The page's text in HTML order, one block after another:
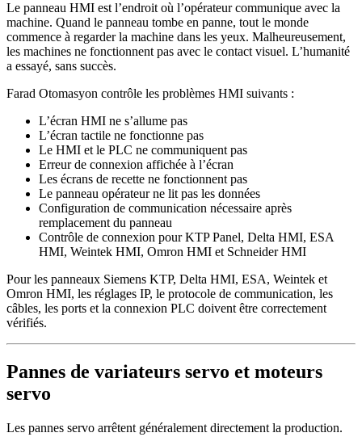
Le panneau HMI est l’endroit où l’opérateur communique avec la
machine. Quand le panneau tombe en panne, tout le monde
commence à regarder la machine dans les yeux. Malheureusement,
les machines ne fonctionnent pas avec le contact visuel. L’humanité
a essayé, sans succès.
Farad Otomasyon contrôle les problèmes HMI suivants :
L’écran HMI ne s’allume pas
L’écran tactile ne fonctionne pas
Le HMI et le PLC ne communiquent pas
Erreur de connexion affichée à l’écran
Les écrans de recette ne fonctionnent pas
Le panneau opérateur ne lit pas les données
Configuration de communication nécessaire après
remplacement du panneau
Contrôle de connexion pour KTP Panel, Delta HMI, ESA
HMI, Weintek HMI, Omron HMI et Schneider HMI
Pour les panneaux Siemens KTP, Delta HMI, ESA, Weintek et
Omron HMI, les réglages IP, le protocole de communication, les
câbles, les ports et la connexion PLC doivent être correctement
vérifiés.
Pannes de variateurs servo et moteurs
servo
Les pannes servo arrêtent généralement directement la production.